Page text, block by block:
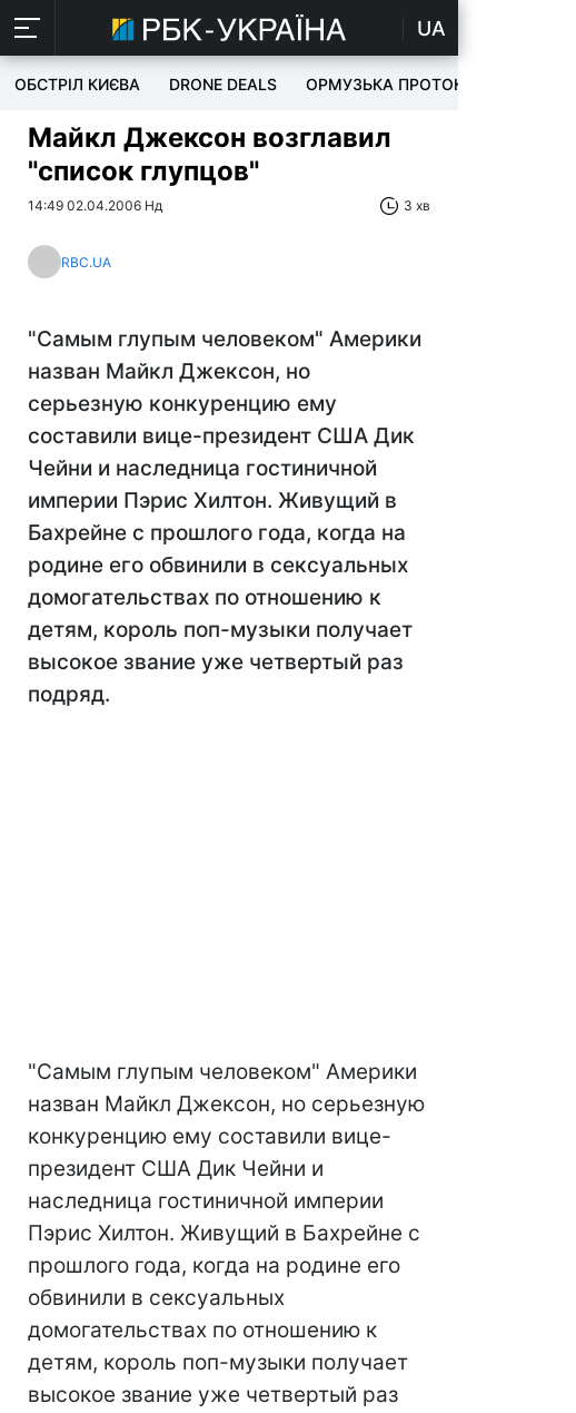
UA
ОБСТРІЛ КИЄВА DRONE DEALS ОРМУЗЬКА ПРОТОКА
Майкл Джексон возглавил
"список глупцов"
14:49 02.04.2006 Нд 3 хв
RBC.UA
"Самым глупым человеком" Америки
назван Майкл Джексон, но
серьезную конкуренцию ему
составили вице-президент США Дик
Чейни и наследница гостиничной
империи Пэрис Хилтон. Живущий в
Бахрейне с прошлого года, когда на
родине его обвинили в сексуальных
домогательствах по отношению к
детям, король поп-музыки получает
высокое звание уже четвертый раз
подряд.
"Самым глупым человеком" Америки
назван Майкл Джексон, но серьезную
конкуренцию ему составили вице-
президент США Дик Чейни и
наследница гостиничной империи
Пэрис Хилтон. Живущий в Бахрейне с
прошлого года, когда на родине его
обвинили в сексуальных
домогательствах по отношению к
детям, король поп-музыки получает
высокое звание уже четвертый раз